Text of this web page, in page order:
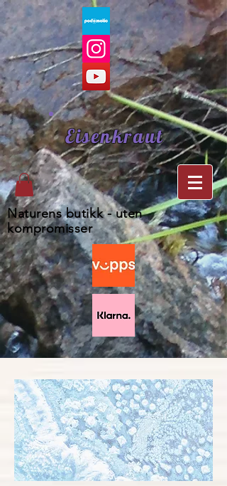
Eisenkraut
Naturens butikk - uten
kompromisser